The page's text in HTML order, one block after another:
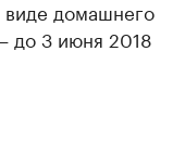
домашнего
до 3 июня 2018